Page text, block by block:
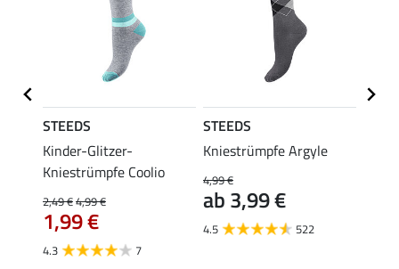
STEEDS
Kinder-Glitzer-
Kniestrümpfe Coolio
2,49 €4,99 €
1,99 €
4.3 7
STEEDS
Kniestrümpfe Argyle
4,99 €
ab 3,99 €
4.5 522